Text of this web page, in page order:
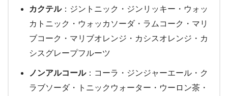
カクテル：ジントニック・ジンリッキー・ウォッ
カトニック・ウォッカソーダ・ラムコーク・マリ
ブコーク・マリブオレンジ・カシスオレンジ・カ
シスグレープフルーツ
ノンアルコール：コーラ・ジンジャーエール・ク
ラブソーダ・トニックウォーター・ウーロン茶・